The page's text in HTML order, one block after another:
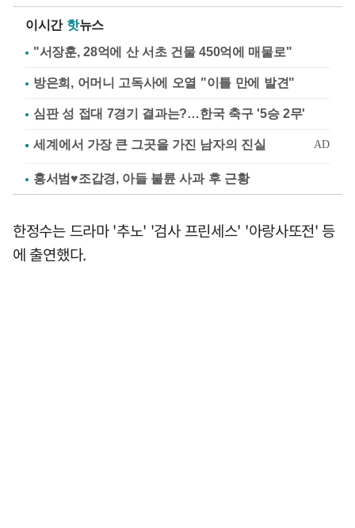
이시간 핫뉴스
"서장훈, 28억에 산 서초 건물 450억에 매물로"
방은희, 어머니 고독사에 오열 "이틀 만에 발견"
심판 성 접대 7경기 결과는?…한국 축구 '5승 2무'
홍서범♥조갑경, 아들 불륜 사과 후 근황
한정수는 드라마 '추노' '검사 프린세스' '아랑사또전' 등
에 출연했다.